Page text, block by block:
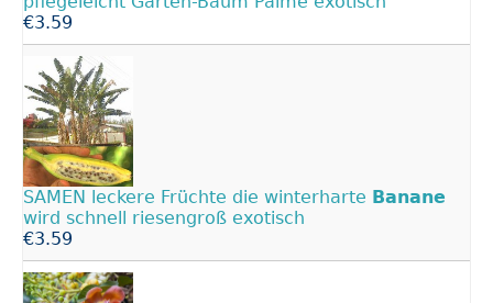
€3.59
SAMEN leckere Früchte die winterharte Banane
wird schnell riesengroß exotisch
€3.59